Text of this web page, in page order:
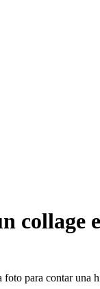
collage
foto para contar